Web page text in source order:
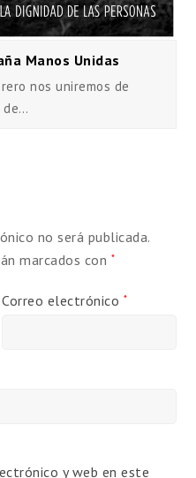
Manos Unidas
nos uniremos de
de…
no será publicada.
marcados con *
Correo electrónico *
y web en este